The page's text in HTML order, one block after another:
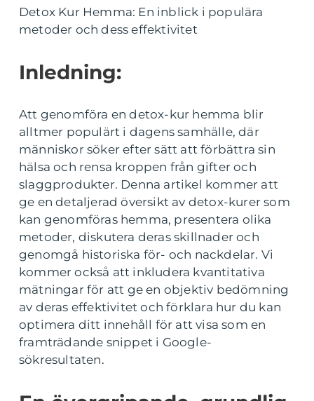
Detox Kur Hemma: En inblick i populära
metoder och dess effektivitet
Inledning:
Att genomföra en detox-kur hemma blir
alltmer populärt i dagens samhälle, där
människor söker efter sätt att förbättra sin
hälsa och rensa kroppen från gifter och
slaggprodukter. Denna artikel kommer att
ge en detaljerad översikt av detox-kurer som
kan genomföras hemma, presentera olika
metoder, diskutera deras skillnader och
genomgå historiska för- och nackdelar. Vi
kommer också att inkludera kvantitativa
mätningar för att ge en objektiv bedömning
av deras effektivitet och förklara hur du kan
optimera ditt innehåll för att visa som en
framträdande snippet i Google-
sökresultaten.